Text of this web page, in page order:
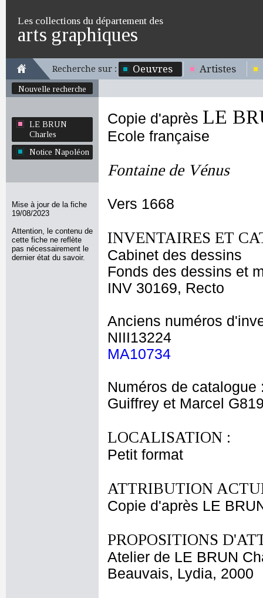
Les collections du département des
arts graphiques
Recherche sur : Oeuvres Artistes
Nouvelle recherche
LE BRUN
Charles
Notice Napoléon
Mise à jour de la fiche
19/08/2023
Attention, le contenu de
cette fiche ne reflète
pas nécessairement le
dernier état du savoir.
Copie d'après LE
Ecole française
Fontaine de Vénus
Vers 1668
INVENTAIRES ET
Cabinet des dessins
Fonds des dessins et
INV 30169, Recto
Anciens numéros
NIII13224
MA10734
Numéros de catalogue
Guiffrey et Marcel
LOCALISATION :
Petit format
ATTRIBUTION
Copie d'après LE
PROPOSITIONS
Atelier de LE BRUN
Beauvais, Lydia, 2000